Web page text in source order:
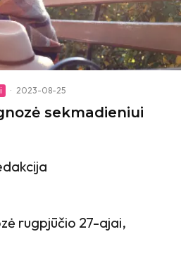
· 2023-08-25
sekmadieniui
rugpjūčio 27-ajai,